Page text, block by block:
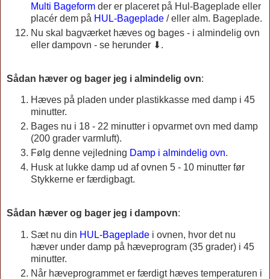
Multi Bageform der er placeret på Hul-Bageplade eller
placér dem på HUL-Bageplade / eller alm. Bageplade.
Nu skal bagværket hæves og bages - i almindelig ovn
eller dampovn - se herunder ⬇.
Sådan hæver og bager jeg i almindelig ovn:
Hæves på pladen under plastikkasse med damp i 45
minutter.
Bages nu i 18 - 22 minutter i opvarmet ovn med damp
(200 grader varmluft).
Følg denne vejledning Damp i almindelig ovn.
Husk at lukke damp ud af ovnen 5 - 10 minutter før
Stykkerne er færdigbagt.
Sådan hæver og bager jeg i dampovn:
Sæt nu din HUL-Bageplade i ovnen, hvor det nu
hæver under damp på hæveprogram (35 grader) i 45
minutter.
Når hæveprogrammet er færdigt hæves temperaturen i